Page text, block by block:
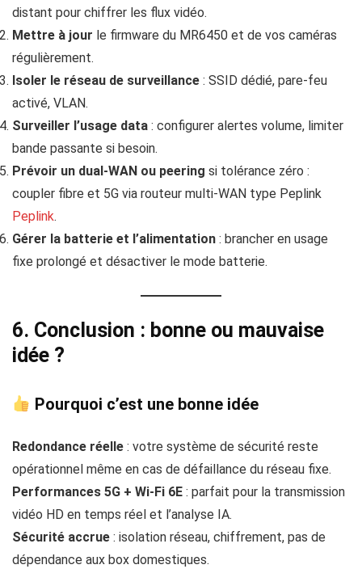
distant pour chiffrer les flux vidéo.
Mettre à jour le firmware du MR6450 et de vos caméras
régulièrement.
Isoler le réseau de surveillance : SSID dédié, pare-feu
activé, VLAN.
Surveiller l’usage data : configurer alertes volume, limiter
bande passante si besoin.
Prévoir un dual‑WAN ou peering si tolérance zéro :
coupler fibre et 5G via routeur multi-WAN type Peplink
Peplink.
Gérer la batterie et l’alimentation : brancher en usage
fixe prolongé et désactiver le mode batterie.
6. Conclusion : bonne ou mauvaise
idée ?
Pourquoi c’est une bonne idée
Redondance réelle : votre système de sécurité reste
opérationnel même en cas de défaillance du réseau fixe.
Performances 5G + Wi‑Fi 6E : parfait pour la transmission
vidéo HD en temps réel et l’analyse IA.
Sécurité accrue : isolation réseau, chiffrement, pas de
dépendance aux box domestiques.